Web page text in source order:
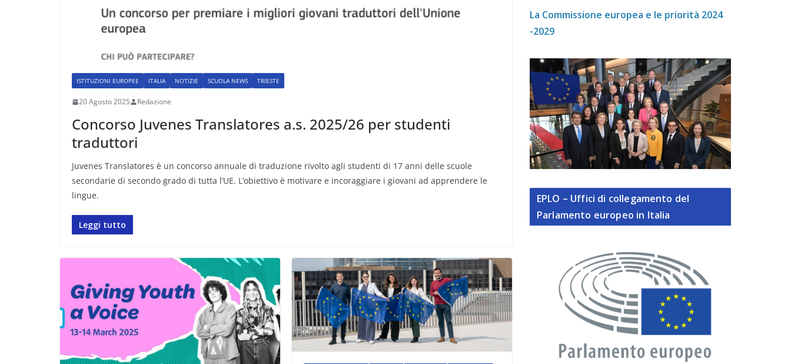
ISTITUZIONI EUROPEE ITALIA NOTIZIE SCUOLA NEWS TRIESTE
20 Agosto 2025 Redazione
Concorso Juvenes Translatores a.s. 2025/26 per studenti
traduttori
Juvenes Translatores è un concorso annuale di traduzione rivolto agli studenti di 17 anni delle scuole
secondarie di secondo grado di tutta l’UE. L’obiettivo è motivare e incoraggiare i giovani ad apprendere le
lingue.
Leggi tutto
La Commissione europea e le priorità 2024
-2029
EPLO – Uffici di collegamento del
Parlamento europeo in Italia